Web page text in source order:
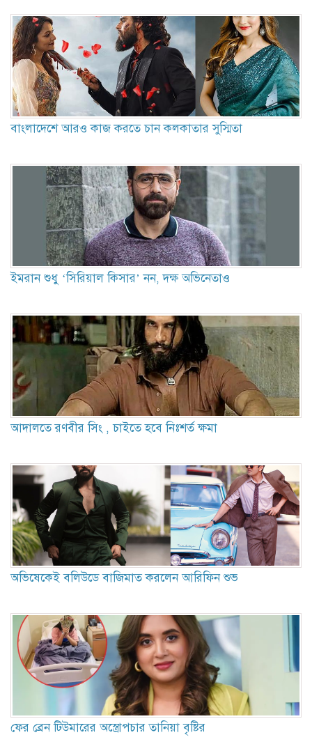
বাংলাদেশে আরও কাজ করতে চান কলকাতার সুস্মিতা
ইমরান শুধু ‘সিরিয়াল কিসার’ নন, দক্ষ অভিনেতাও
আদালতে রণবীর সিং , চাইতে হবে নিঃশর্ত ক্ষমা
অভিষেকেই বলিউডে বাজিমাত করলেন আরিফিন শুভ
ফের ব্রেন টিউমারের অস্ত্রোপচার তানিয়া বৃষ্টির